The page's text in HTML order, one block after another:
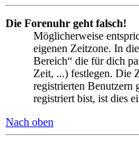
Die Forenuhr geht falsch!
Möglicherweise
eigenen Zeitzone. In
Bereich“ die für dich
Zeit, ...) festlegen. Die
registrierten Benutzern
registriert bist, ist dies
Nach oben